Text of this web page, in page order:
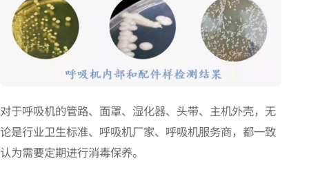
对于呼吸机的管路、面罩、湿化器、头带、主机外壳，无
论是行业卫生标准、呼吸机厂家、呼吸机服务商，都一致
认为需要定期进行消毒保养。